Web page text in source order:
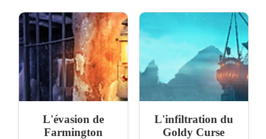
L'évasion de
Farmington
L'infiltration du
Goldy Curse